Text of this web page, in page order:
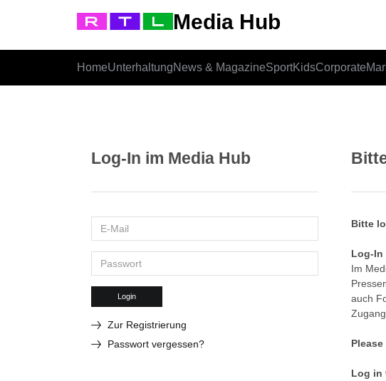
Media Hub
HomeUnterhaltungNews & MagazineSportKidsCorporate
Bitte
Log-In
Im
auch
Log in
Log-In im Media Hub
Login
Zur Registrierung
Passwort vergessen?